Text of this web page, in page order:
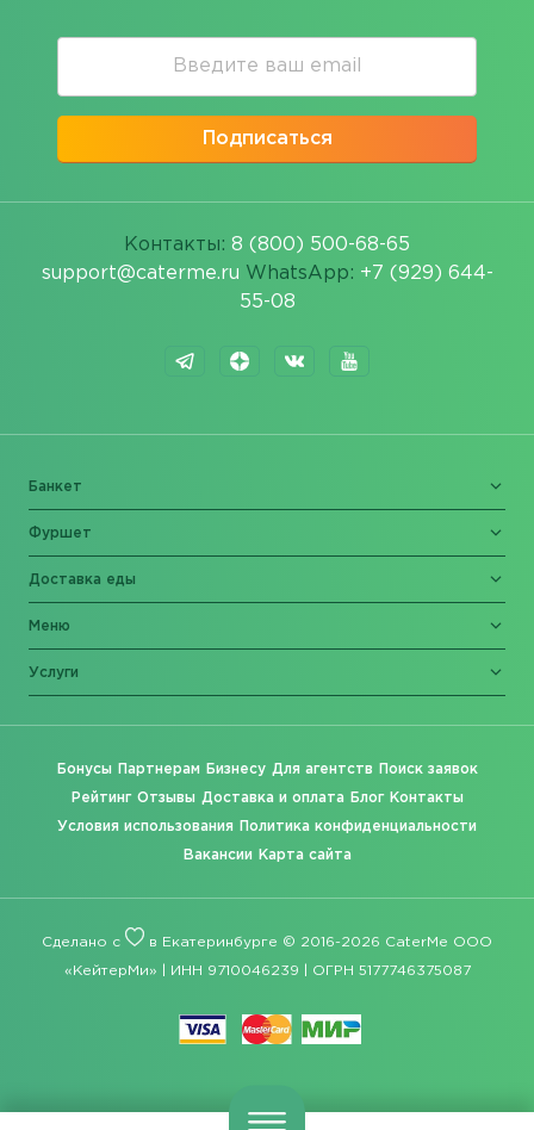
Подписаться
Контакты: 8 (800) 500-68-65
support@caterme.ru WhatsApp: +7 (929) 644-
55-08
Банкет
Фуршет
Доставка еды
Меню
Услуги
Бонусы Партнерам Бизнесу Для агентств Поиск заявок
Рейтинг Отзывы Доставка и оплата Блог Контакты
Условия использования Политика конфиденциальности
Вакансии Карта сайта
Сделано с в Екатеринбурге © 2016-2026 CaterMe ООО
«КейтерМи» | ИНН 9710046239 | ОГРН 5177746375087